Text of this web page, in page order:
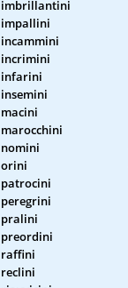
imbrillantini
impallini
incammini
incrimini
infarini
insemini
macini
marocchini
nomini
orini
patrocini
peregrini
pralini
preordini
raffini
reclini